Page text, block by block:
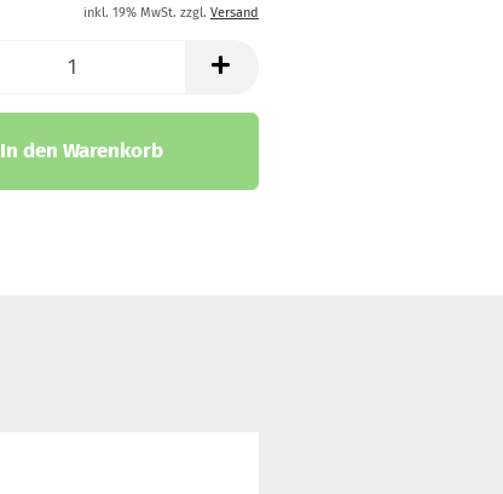
inkl. 19% MwSt. zzgl. Versand
In den Warenkorb